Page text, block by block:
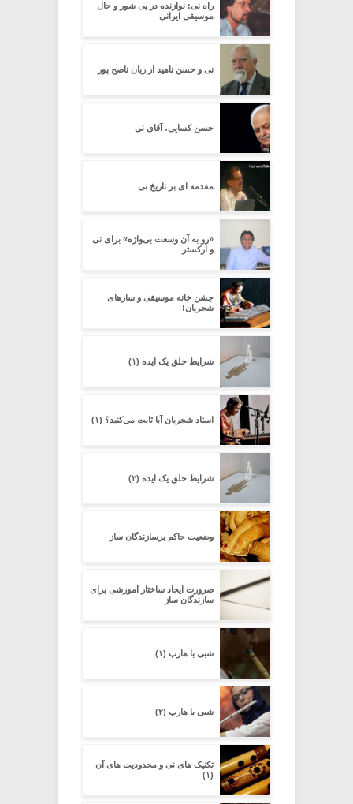
راه نی: نوازنده در پی شور و حال
موسیقی ایرانی
نی و حسن ناهید از زبان ناصح پور
حسن کسایی، آقای نی
مقدمه ای بر تاریخ نی
«رو به آن وسعت بی‌واژه» برای نی
و ارکستر
جشن خانه موسیقی و سازهای
شجریان!
شرایط خلق یک ایده (۱)
استاد شجریان آیا ثابت می‌کنید؟ (۱)
شرایط خلق یک ایده (۲)
وضعیت حاکم برسازندگان ساز
ضرورت ایجاد ساختار آموزشی برای
سازندگان ساز
شبی با هارپ (۱)
شبی با هارپ (۲)
تکنیک های نی و محدودیت های آن
(۱)